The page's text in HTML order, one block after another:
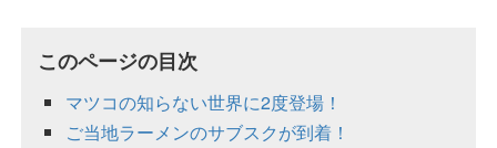
このページの目次
マツコの知らない世界に2度登場！
ご当地ラーメンのサブスクが到着！